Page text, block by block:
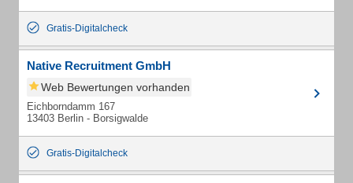
Gratis-Digitalcheck
Native Recruitment GmbH
Web Bewertungen vorhanden
Eichborndamm 167
13403 Berlin - Borsigwalde
Gratis-Digitalcheck